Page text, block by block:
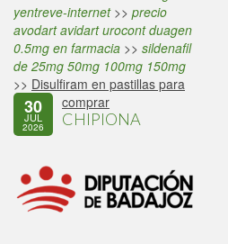
yentreve-internet>> precio
avodart avidart urocont duagen
0.5mg en farmacia >> sildenafil
de 25mg 50mg 100mg 150mg
>> Disulfiram en pastillas para
comprar
30
JUL
2026 CHIPIONA